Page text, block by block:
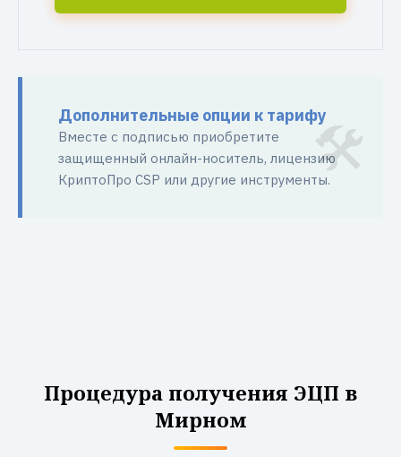
Дополнительные опции к тарифу
Вместе с подписью приобретите
защищенный онлайн-носитель, лицензию
КриптоПро CSP или другие инструменты.
Процедура получения ЭЦП в
Мирном